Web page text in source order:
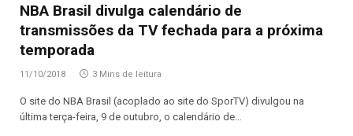
NBA Brasil divulga calendário de
transmissões da TV fechada para a próxima
temporada
11/10/2018 3 Mins de leitura
O site do NBA Brasil (acoplado ao site do SporTV) divulgou na
última terça-feira, 9 de outubro, o calendário de…